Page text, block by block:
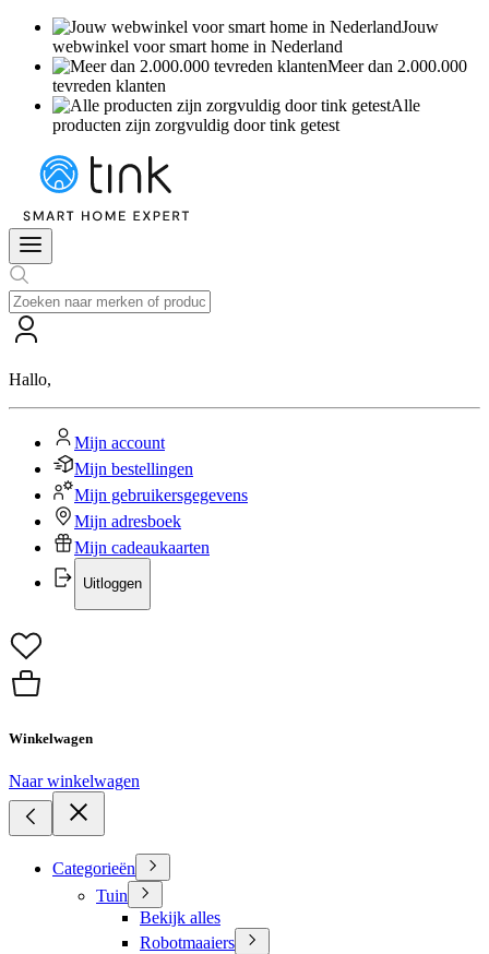
Jouw
webwinkel voor smart home in Nederland
Meer dan 2.000.000
tevreden klanten
Alle
producten zijn zorgvuldig door tink getest
Hallo,
Mijn account
Mijn bestellingen
Mijn gebruikersgegevens
Mijn adresboek
Mijn cadeaukaarten
Uitloggen
Winkelwagen
Naar winkelwagen
Categorieën
Tuin
Bekijk alles
Robotmaaiers